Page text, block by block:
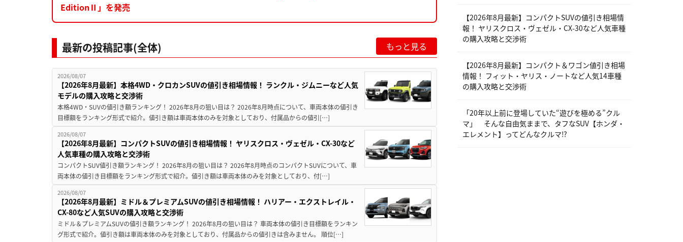
EditionⅡ」を発売
最新の投稿記事(全体) もっと見る
2026/08/07
【2026年8月最新】本格4WD・クロカンSUVの値引き相場情報！ ランクル・ジムニーなど人気
モデルの購入攻略と交渉術
本格4WD・SUVの値引き額ランキング！ 2026年8月の狙い目は？ 2026年8月時点について、車両本体の値引き
目標額をランキング形式で紹介。値引き額は車両本体のみを対象としており、付属品からの値引[…]
2026/08/07
【2026年8月最新】コンパクトSUVの値引き相場情報！ ヤリスクロス・ヴェゼル・CX-30など
人気車種の購入攻略と交渉術
コンパクトSUV値引き額ランキング！ 2026年8月の狙い目は？ 2026年8月時点のコンパクトSUVについて、車
両本体の値引き目標額をランキング形式で紹介。値引き額は車両本体のみを対象としており、付[…]
2026/08/07
【2026年8月最新】ミドル＆プレミアムSUVの値引き相場情報！ ハリアー・エクストレイル・
CX-80など人気SUVの購入攻略と交渉術
ミドル＆プレミアムSUVの値引き額ランキング！ 2026年8月の狙い目は？ 車両本体の値引き目標額をランキン
グ形式で紹介。値引き額は車両本体のみを対象としており、付属品からの値引きは含みません。 順位[…]
【2026年8月最新】コンパクトSUVの値引き相場情
報！ ヤリスクロス・ヴェゼル・CX-30など人気車種
の購入攻略と交渉術
【2026年8月最新】コンパクト＆ワゴン値引き相場
情報！ フィット・ヤリス・ノートなど人気14車種
の購入攻略と交渉術
「20年以上前に登場していた“遊びを極める”クル
マ」 そんな自由気ままで、タフなSUV【ホンダ・
エレメント】ってどんなクルマ⁉︎